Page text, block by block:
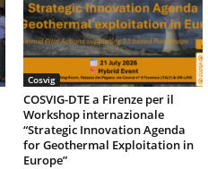
Cosvig
COSVIG-DTE a Firenze per il
Workshop internazionale
“Strategic Innovation Agenda
for Geothermal Exploitation in
Europe”